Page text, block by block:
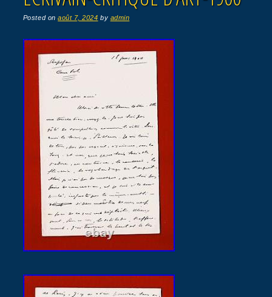
Posted onaoût 7, 2024 by admin